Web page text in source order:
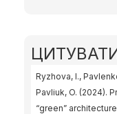
Ryzhova, I.,
Pavliuk, O. (2024).
“green”